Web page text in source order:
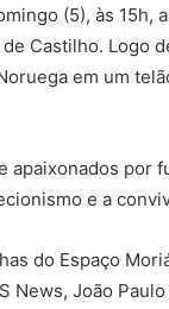
(5), às
Castilho. Logo
em um
apaixonados por
e a
do Espaço
News, João